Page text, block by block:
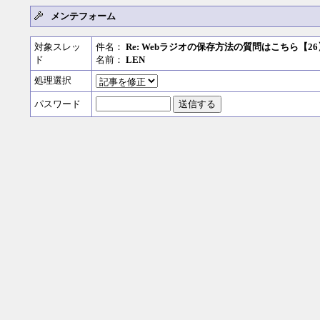
メンテフォーム
対象スレッ
ド
件名： Re: Webラジオの保存方法の質問はこちら【26
名前： LEN
処理選択
パスワード